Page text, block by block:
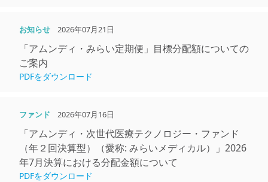
お知らせ 2026年07月21日
「アムンディ・みらい定期便」目標分配額についての
ご案内
PDFをダウンロード
ファンド 2026年07月16日
「アムンディ・次世代医療テクノロジー・ファンド
（年２回決算型）（愛称: みらいメディカル）」2026
年7⽉決算における分配⾦額について
PDFをダウンロード